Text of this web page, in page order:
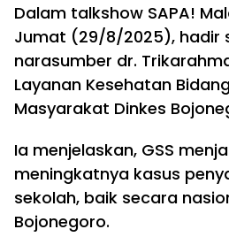
Dalam talkshow SAPA!
Jumat (29/8/2025), hadir
narasumber dr.
Layanan Kesehatan
Masyarakat Dinkes
Ia menjelaskan, GSS
meningkatnya kasus
sekolah, baik secara
Bojonegoro.